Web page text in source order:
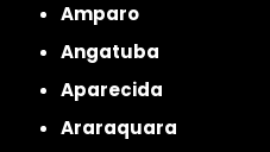
Amparo
Angatuba
Aparecida
Araraquara